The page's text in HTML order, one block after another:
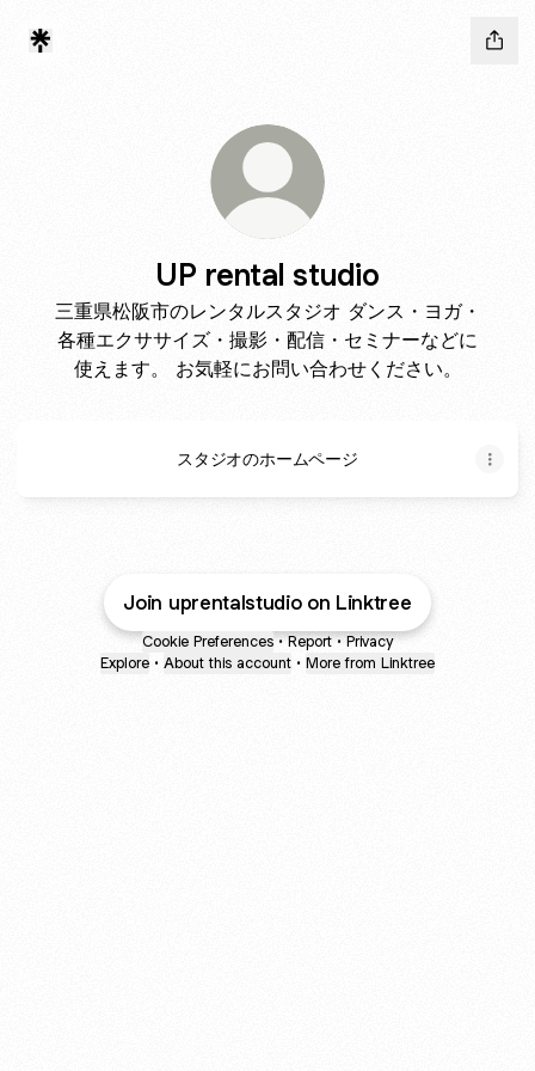
UP rental studio
三重県松阪市のレンタルスタジオ ダンス・ヨガ・
各種エクササイズ・撮影・配信・セミナーなどに
使えます。 お気軽にお問い合わせください。
スタジオのホームページ
Join uprentalstudio on Linktree
Cookie Preferences • Report • Privacy
Explore • About this account • More from Linktree